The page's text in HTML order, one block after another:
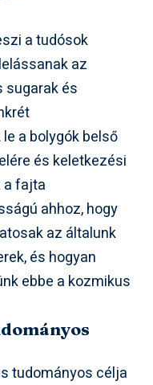
a tudósok
az
sugarak és
a bolygók belső
és keletkezési
a fajta
ahhoz, hogy
az általunk
és hogyan
ebbe a kozmikus
tudományos célja